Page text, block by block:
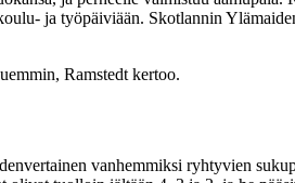
ja työpäiviään. Skotlannin
Ramstedt kertoo.
vanhemmiksi ryhtyvien